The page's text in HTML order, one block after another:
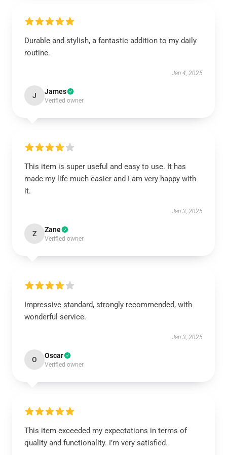
Durable and stylish, a fantastic addition to my daily
routine.
Jan 4, 2025
J James
Verified owner
This item is super useful and easy to use. It has
made my life much easier and I am very happy with
it.
Jan 3, 2025
Z Zane
Verified owner
Impressive standard, strongly recommended, with
wonderful service.
Jan 3, 2025
O Oscar
Verified owner
This item exceeded my expectations in terms of
quality and functionality. I’m very satisfied.